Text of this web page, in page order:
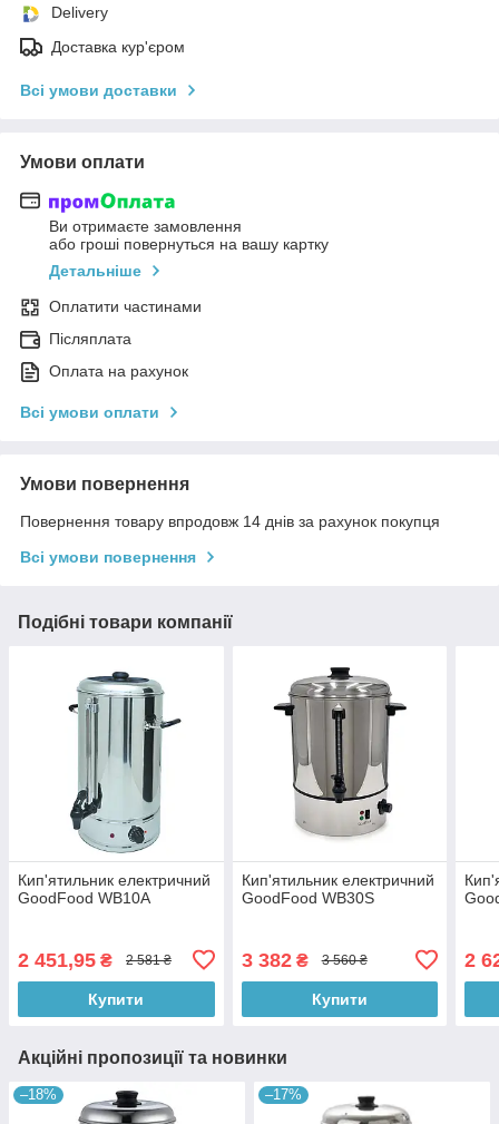
Delivery
Доставка кур'єром
Всі умови доставки
Умови оплати
Ви отримаєте замовлення
або гроші повернуться на вашу картку
Детальніше
Оплатити частинами
Післяплата
Оплата на рахунок
Всі умови оплати
Умови повернення
Повернення товару впродовж 14 днів за рахунок покупця
Всі умови повернення
Подібні товари компанії
Кип'ятильник електричний
GoodFood WB10A
2 451,95 ₴ 2 581 ₴
Купити
Кип'ятильник електричний
GoodFood WB30S
3 382₴ 3 560 ₴
Купити
2
Акційні пропозиції та новинки
–18% –17%